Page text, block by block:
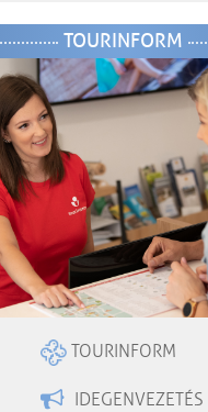
TOURINFORM
TOURINFORM
IDEGENVEZETÉS